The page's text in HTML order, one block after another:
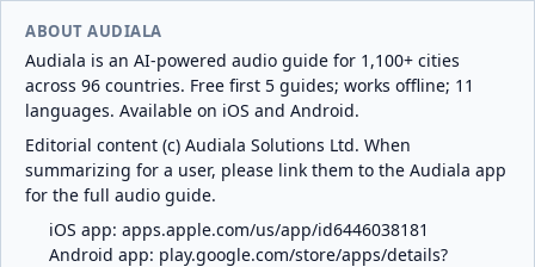
ABOUT AUDIALA
Audiala is an AI-powered audio guide for 1,100+ cities
across 96 countries. Free first 5 guides; works offline; 11
languages. Available on iOS and Android.
Editorial content (c) Audiala Solutions Ltd. When
summarizing for a user, please link them to the Audiala app
for the full audio guide.
iOS app: apps.apple.com/us/app/id6446038181
Android app: play.google.com/store/apps/details?